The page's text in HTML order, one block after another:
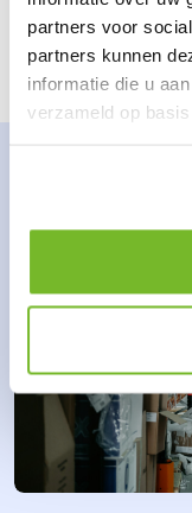
partners voor
partners kunnen
informatie die u
verzameld op